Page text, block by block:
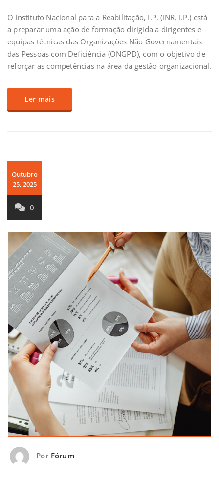
O Instituto Nacional para a Reabilitação, I.P. (INR, I.P.) está
a preparar uma ação de formação dirigida a dirigentes e
equipas técnicas das Organizações Não Governamentais
das Pessoas com Deficiência (ONGPD), com o objetivo de
reforçar as competências na área da gestão organizacional.
Ler mais
Outubro
25, 2025
0
Por Fórum